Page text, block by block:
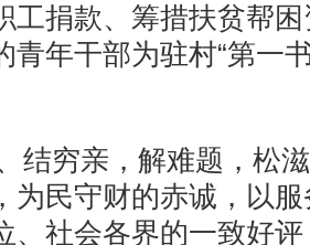
工捐款、筹措扶贫帮
青年干部为驻村“第一
穷亲，解难题，松滋
为民守财的赤诚，以
、社会各界的一致好